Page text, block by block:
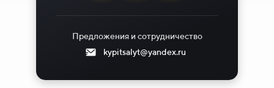
Предложения и сотрудничество
kypitsalyt@yandex.ru